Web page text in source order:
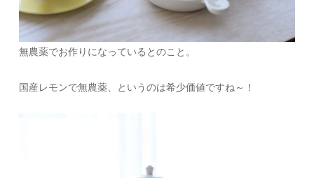
無農薬でお作りになっているとのこと。
国産レモンで無農薬、というのは希少価値ですね～！